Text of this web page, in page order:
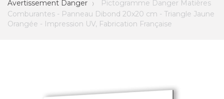
Avertissement Danger
Pictogramme Danger Matières
Comburantes - Panneau Dibond 20x20 cm - Triangle Jaune
Orangée - Impression UV, Fabrication Française